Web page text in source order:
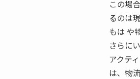
この場
るのは
もは や
さらに
アクテ
は、物